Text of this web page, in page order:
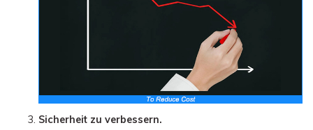
Sicherheit zu verbessern.